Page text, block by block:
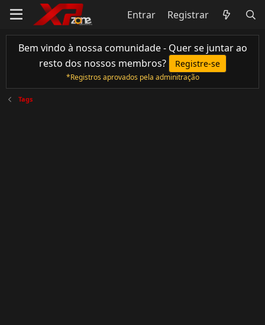
Entrar Registrar
Bem vindo à nossa comunidade - Quer se juntar ao
resto dos nossos membros?
Registre-se
*Registros aprovados pela adminitração
Tags